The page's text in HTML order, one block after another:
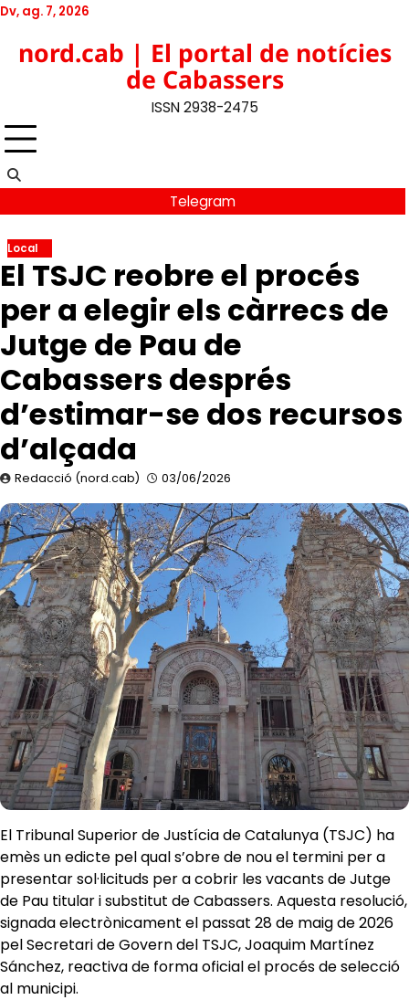
Skip
content
Dv, ag. 7, 2026
Facebook
YouTube
Instagram
nord.cab | El portal de notícies
de Cabassers
ISSN 2938-2475
Telegram
Local
El TSJC reobre el procés
per a elegir els càrrecs de
Jutge de Pau de
Cabassers després
d’estimar-se dos recursos
d’alçada
Redacció (nord.cab) 03/06/2026
El Tribunal Superior de Justícia de Catalunya (TSJC) ha
emès un edicte pel qual s’obre de nou el termini per a
presentar sol·licituds per a cobrir les vacants de Jutge
de Pau titular i substitut de Cabassers. Aquesta resolució,
signada electrònicament el passat 28 de maig de 2026
pel Secretari de Govern del TSJC, Joaquim Martínez
Sánchez, reactiva de forma oficial el procés de selecció
al municipi.